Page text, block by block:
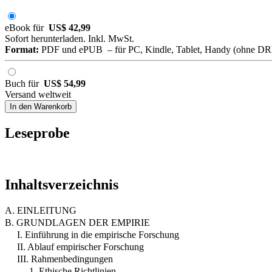
eBook für US$ 42,99
Sofort herunterladen. Inkl. MwSt.
Format: PDF und ePUB – für PC, Kindle, Tablet, Handy (ohne
Buch für US$ 54,99
Versand weltweit
In den Warenkorb
Leseprobe
Inhaltsverzeichnis
A. EINLEITUNG
B. GRUNDLAGEN DER EMPIRIE
I. Einführung in die empirische Forschung
II. Ablauf empirischer Forschung
III. Rahmenbedingungen